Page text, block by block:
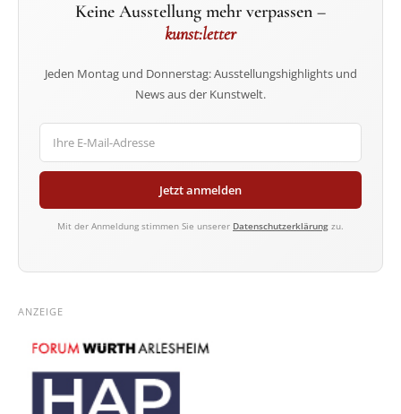
Keine Ausstellung mehr verpassen –
kunst:letter
Jeden Montag und Donnerstag: Ausstellungshighlights und
News aus der Kunstwelt.
Jetzt anmelden
Mit der Anmeldung stimmen Sie unserer Datenschutzerklärung zu.
ANZEIGE